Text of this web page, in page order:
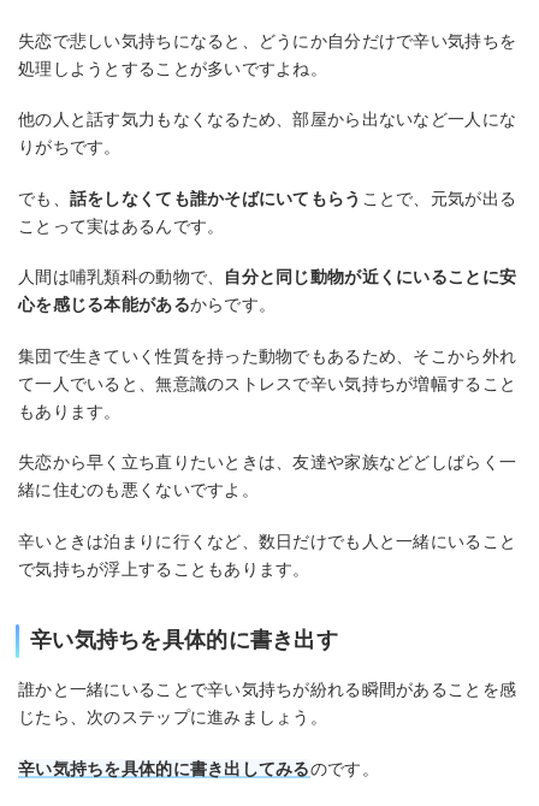
失恋で悲しい気持ちになると、どうにか自分だけで辛い気持ちを
処理しようとすることが多いですよね。
他の人と話す気力もなくなるため、部屋から出ないなど一人にな
りがちです。
でも、 話をしなくても誰かそばにいてもらう ことで、元気が出る
ことって実はあるんです。
人間は哺乳類科の動物で、
自分と同じ動物が近くにいることに安
心を感じる本能があるからです。
集団で生きていく性質を持った動物でもあるため、そこから外れ
て一人でいると、無意識のストレスで辛い気持ちが増幅すること
もあります。
失恋から早く立ち直りたいときは、友達や家族などどしばらく一
緒に住むのも悪くないですよ。
辛いときは泊まりに行くなど、数日だけでも人と一緒にいること
で気持ちが浮上することもあります。
辛い気持ちを具体的に書き出す
誰かと一緒にいることで辛い気持ちが紛れる瞬間があることを感
じたら、次のステップに進みましょう。
辛い気持ちを具体的に書き出してみるのです。